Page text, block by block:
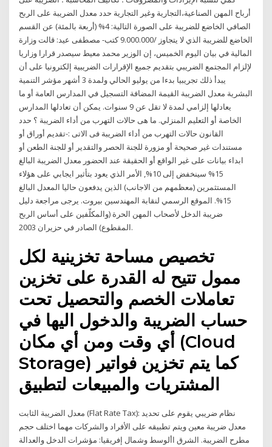
أرباح المهن الصناعية،التجارية وغير التجارية حدد معدل الضريبة على الربح
الصافي الخاضع للضريبة على الصورة التالية: 4% (أربعة بالمئة) عن القسم
الخاضع للضريبة الذي لا يتجاوز /9.000.000 كتب- مصطفى عيد: قالت وزارة
المالية في بيان اليوم الخميس، إن الوزير محمد معيط سيصدر قرارا وزاريا
لإلزام المجتمع الضريبي بتقديم جميع الإقرارات الضريبية إلكترونيا على أن
يبدأ ذلك تجريبيا بدءا من يوليو الحالي ولمدة 3 أشهر مؤشر التنمية
البشرية معدل الضريبة القيمة المضافة التسجيل في المدارس العامة أو ما
يعادلها إلزامي لمدة لا تقل عن 9 سنوات. يمكن أن تعادلها المدارس
الخاصة أو التعليم المنزلي. ما هى حالات التهرب من أداء الضريبة ؟ حدد
القانون حالات التهرب من أداء الضريبة فى الاتى :-تقديم أوراق أو
مستندات غير صحيحة أو مزورة للجنة الحصر والتقدير أو للجنة الطعن أو
ابداء بيانات على غير الواقع أو الحقيقة عند الحضور معدل الضريبة البالغ
15% سينخفض إلى 10%, الأمر الذي يعود بتأثير ايجابي على هؤلاء
المستثمرين (معظمهم من الاجانب) الذين يدفعون حاليا المعدل البالغ
15%. الموقع الرسمي لنقابة المهندسين بيروت. يرجى مراجعة دليل
ضريبة الدخل لأصحاب المهن الحرة (والمكلّفين على أساس الربح
المقطوع) الصادر في حزيران 2003.
تخصيص مساحة تخزينية لكل
ممول تتيح له القدرة على تخزين
تعاملات الخصم والتحصيل تحت
حساب الضريبة والدخول اليها في
أي وقت ومن أي مكان (Cloud
Storage) كما يتم تخزين فواتير
المشتريات والمبيعات لتطبيق
معدل الضريبة الثابت (Flat Rate Tax): نظام ضريبي يقوم على تحديد
معدل ضريبة معين ويتم تطبيقه على الأفراد والشركات مهما اختلف حجم
مطرح الضريبة. الشرق األوسط وشمال إفريقيا: مؤشرات الدخل والعدالة